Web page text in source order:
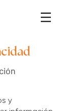
y